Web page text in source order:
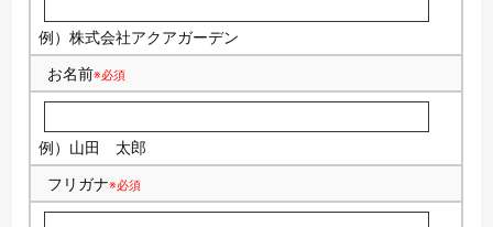
例）株式会社アクアガーデン
お名前※必須
例）山田 太郎
フリガナ※必須